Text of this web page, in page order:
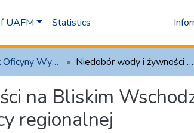
UAFM Statistics
1.1 Artykuły z Oficyny Wydawniczej AFM Niedobór wody i żywności na Bliskim Wschodzie i w Afryce Północnej a perspektywy współpracy regionalnej
na Bliskim
regionalnej